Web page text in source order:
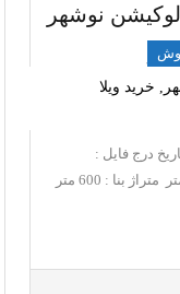
نوشهر
خرید ویلا
درج فایل :
1404/09/03 کد فایل : 2092 متراژ زمین : 650 متر متراژ بنا : 600 متر